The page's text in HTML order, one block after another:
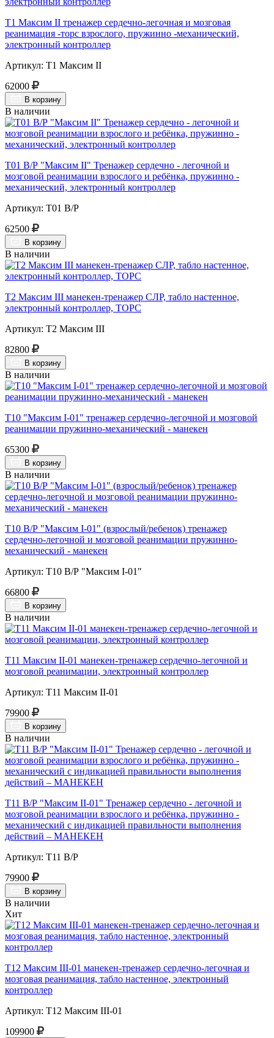
Т1 Максим II тренажер сердечно-легочная и мозговая
реанимация -торс взрослого, пружинно -механический,
электронный контроллер
Артикул: Т1 Максим II
62000
В корзину
В наличии
Т01 В/Р "Максим II" Тренажер сердечно - легочной и
мозговой реанимации взрослого и ребёнка, пружинно -
механический, электронный контроллер
Артикул: Т01 В/Р
62500
В корзину
В наличии
Т2 Максим III манекен-тренажер СЛР, табло настенное,
электронный контроллер, ТОРС
Артикул: Т2 Максим III
82800
В корзину
В наличии
Т10 "Максим I-01" тренажер сердечно-легочной и мозговой
реанимации пружинно-механический - манекен
65300
В корзину
В наличии
Т10 В/Р "Максим I-01" (взрослый/ребенок) тренажер
сердечно-легочной и мозговой реанимации пружинно-
механический - манекен
Артикул: Т10 В/Р "Максим I-01"
66800
В корзину
В наличии
Т11 Максим II-01 манекен-тренажер сердечно-легочной и
мозговой реанимации, электронный контроллер
Артикул: Т11 Максим II-01
79900
В корзину
В наличии
Т11 В/Р "Максим II-01" Тренажер сердечно - легочной и
мозговой реанимации взрослого и ребёнка, пружинно -
механический с индикацией правильности выполнения
действий – МАНЕКЕН
Артикул: Т11 В/Р
79900
В корзину
В наличии
Хит
Т12 Максим III-01 манекен-тренажер сердечно-легочная и
мозговая реанимация, табло настенное, электронный
контроллер
Артикул: Т12 Максим III-01
109900